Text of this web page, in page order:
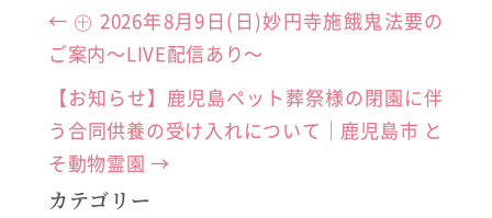
c
e
b
o
o
k
e
← ㊉ 2026年8月9日(日)妙円寺施餓鬼法要の
ご案内〜LIVE配信あり〜
【お知らせ】鹿児島ペット葬祭様の閉園に伴
う合同供養の受け入れについて｜鹿児島市 と
そ動物霊園→
カテゴリー